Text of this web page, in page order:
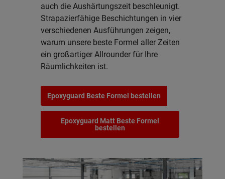
auch die Aushärtungszeit beschleunigt.
Strapazierfähige Beschichtungen in vier
verschiedenen Ausführungen zeigen,
warum unsere beste Formel aller Zeiten
ein großartiger Allrounder für Ihre
Räumlichkeiten ist.
Epoxyguard Beste Formel bestellen
Epoxyguard Matt Beste Formel
bestellen